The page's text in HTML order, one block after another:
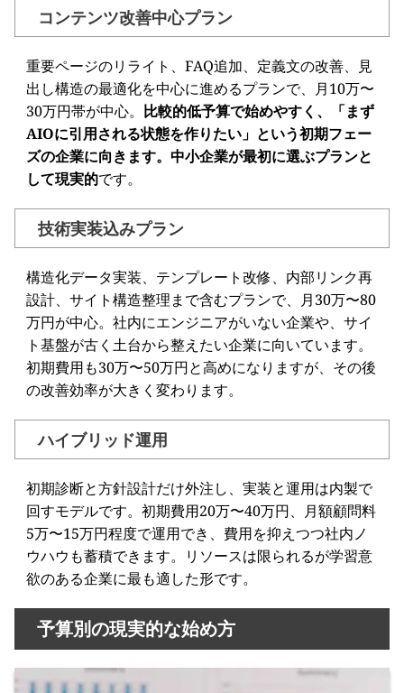
コンテンツ改善中心プラン
重要ページのリライト、FAQ追加、定義文の改善、見
出し構造の最適化を中心に進めるプランで、月10万〜
30万円帯が中心。 比較的低予算で始めやすく、「まず
AIOに引用される状態を作りたい」という初期フェー
ズの企業に向きます。中小企業が最初に選ぶプランと
して現実的です。
技術実装込みプラン
構造化データ実装、テンプレート改修、内部リンク再
設計、サイト構造整理まで含むプランで、月30万〜80
万円が中心。社内にエンジニアがいない企業や、サイ
ト基盤が古く土台から整えたい企業に向いています。
初期費用も30万〜50万円と高めになりますが、その後
の改善効率が大きく変わります。
ハイブリッド運用
初期診断と方針設計だけ外注し、実装と運用は内製で
回すモデルです。初期費用20万〜40万円、月額顧問料
5万〜15万円程度で運用でき、費用を抑えつつ社内ノ
ウハウも蓄積できます。リソースは限られるが学習意
欲のある企業に最も適した形です。
予算別の現実的な始め方